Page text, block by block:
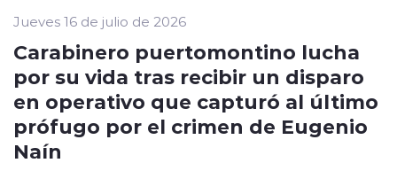
Jueves 16 de julio de 2026
Carabinero puertomontino lucha
por su vida tras recibir un disparo
en operativo que capturó al último
prófugo por el crimen de Eugenio
Naín